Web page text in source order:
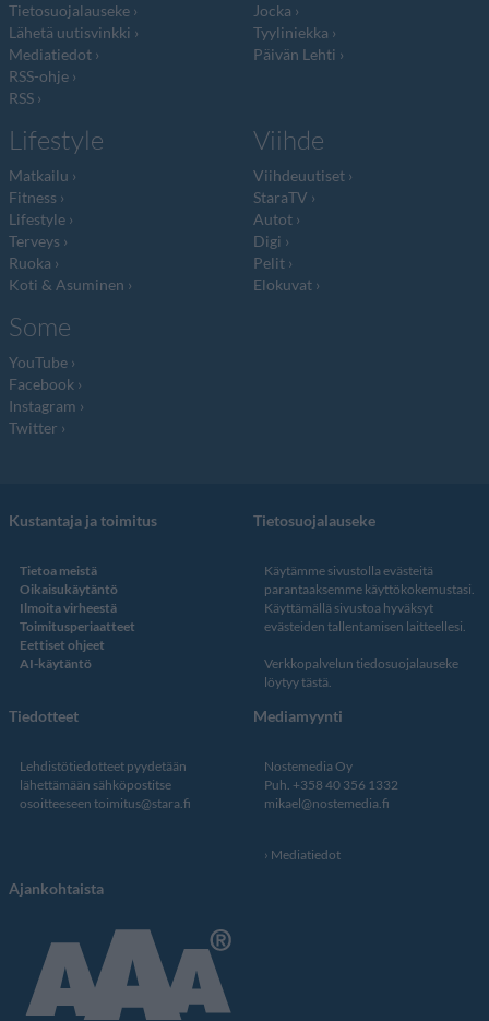
Tietosuojalauseke
Lähetä uutisvinkki
Mediatiedot
RSS-ohje
RSS
Jocka
Tyyliniekka
Päivän Lehti
Lifestyle
Matkailu
Fitness
Lifestyle
Terveys
Ruoka
Koti & Asuminen
Viihde
Viihdeuutiset
StaraTV
Autot
Digi
Pelit
Elokuvat
Some
YouTube
Facebook
Instagram
Twitter
Kustantaja ja toimitus
Tietoa meistä
Oikaisukäytäntö
Ilmoita virheestä
Toimitusperiaatteet
Eettiset ohjeet
AI-käytäntö
Tietosuojalauseke
Käytämme sivustolla evästeitä
parantaaksemme käyttökokemustasi.
Käyttämällä sivustoa hyväksyt
evästeiden tallentamisen laitteellesi.
Verkkopalvelun tiedosuojalauseke
löytyy tästä.
Tiedotteet
Lehdistötiedotteet pyydetään
lähettämään sähköpostitse
osoitteeseen toimitus@stara.fi
Mediamyynti
Nostemedia Oy
Puh. +358 40 356 1332
mikael@nostemedia.fi
Mediatiedot
Ajankohtaista